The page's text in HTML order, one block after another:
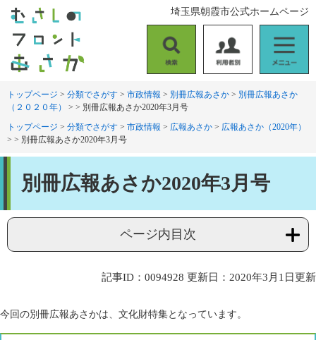
本
文
索
用
者
ニ
ュ
埼玉県朝霞市公式ホームページ
トップページ > 分類でさがす > 市政情報 > 別冊広報あさか > 別冊広報あさか
（２０２０年）
> > 別冊広報あさか2020年3月号
トップページ > 分類でさがす > 市政情報 > 広報あさか > 広報あさか（2020年）
> > 別冊広報あさか2020年3月号
別冊広報あさか2020年3月号
ページ内目次
記事ID：0094928 更新日：2020年3月1日更新
今回の別冊広報あさかは、文化財特集となっています。